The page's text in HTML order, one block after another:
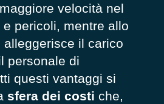
velocità nel
pericoli, mentre allo
il carico
personale di
questi vantaggi si
sfera dei costi che,